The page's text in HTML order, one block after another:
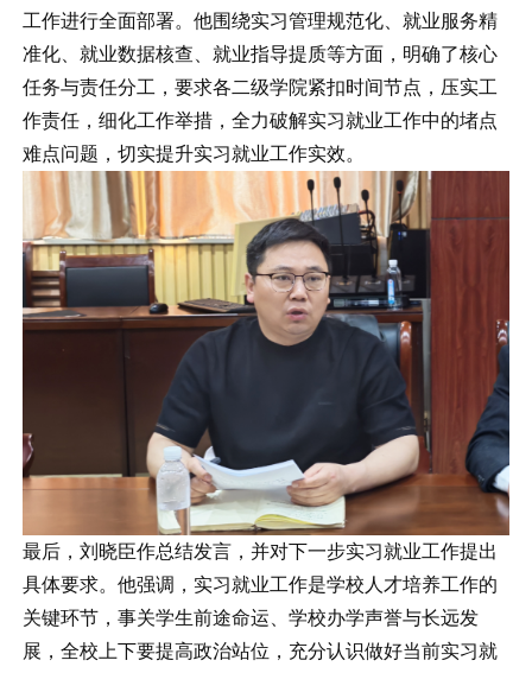
工作进行全面部署。他围绕实习管理规范化、就业服务精
准化、就业数据核查、就业指导提质等方面，明确了核心
任务与责任分工，要求各二级学院紧扣时间节点，压实工
作责任，细化工作举措，全力破解实习就业工作中的堵点
难点问题，切实提升实习就业工作实效。
最后，刘晓臣作总结发言，并对下一步实习就业工作提出
具体要求。他强调，实习就业工作是学校人才培养工作的
关键环节，事关学生前途命运、学校办学声誉与长远发
展，全校上下要提高政治站位，充分认识做好当前实习就